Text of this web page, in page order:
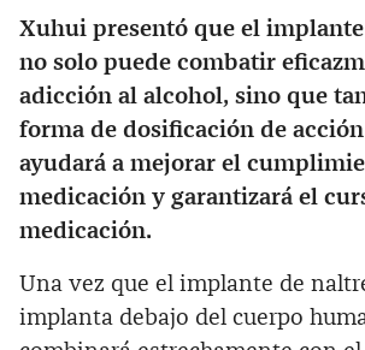
Xuhui presentó que el
no solo puede combatir
adicción al alcohol, sino que
forma de dosificación de
ayudará a mejorar el
medicación y garantizará el
medicación.
Una vez que el implante de
implanta debajo del cuerpo